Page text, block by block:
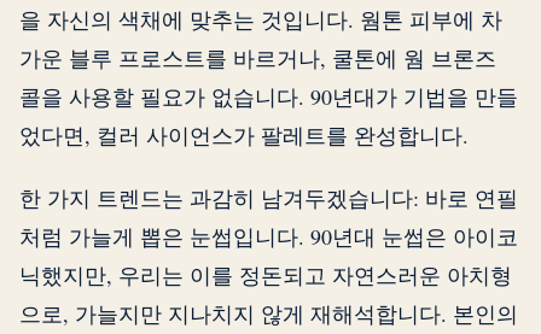
을 자신의 색채에 맞추는 것입니다. 웜톤 피부에 차
가운 블루 프로스트를 바르거나, 쿨톤에 웜 브론즈
콜을 사용할 필요가 없습니다. 90년대가 기법을 만들
었다면, 컬러 사이언스가 팔레트를 완성합니다.
한 가지 트렌드는 과감히 남겨두겠습니다: 바로 연필
처럼 가늘게 뽑은 눈썹입니다. 90년대 눈썹은 아이코
닉했지만, 우리는 이를 정돈되고 자연스러운 아치형
으로, 가늘지만 지나치지 않게 재해석합니다. 본인의